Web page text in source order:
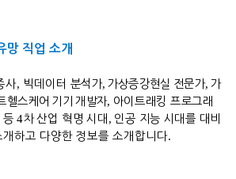
망 직업 소개
사, 빅데이터 분석가, 가상증강현실 전문가, 가
헬스케어 기기 개발자, 아이트래킹 프로그래
등4차산업 혁명 시대 , 인공 지능 시대를 대비
개하고 다양한 정보를 소개합니다.